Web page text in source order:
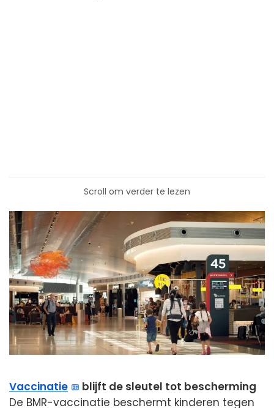
Scroll om verder te lezen
Vaccinatie
blijft de sleutel tot bescherming
De BMR-vaccinatie beschermt kinderen tegen